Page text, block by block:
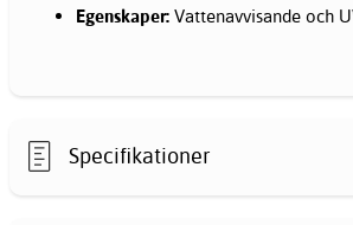
Egenskaper: Vattenavvisande och
Specifikationer